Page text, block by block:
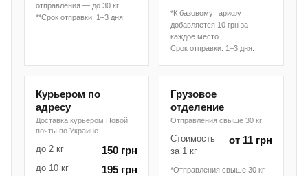
отправления — до 30 кг.
**Срок отправки: 1–3 дня.
*К базовому тарифу
добавляется 10 грн за
каждое место.
Срок отправки: 1–3 дня.
Курьером по
адресу
Доставка курьером Новой
почты по Украине
до 2 кг 150 грн
до 10 кг 195 грн
Грузовое
отделение
Отправления свыше 30 кг
Стоимость
за 1 кг
от 11 грн
*Отправления свыше 30 кг